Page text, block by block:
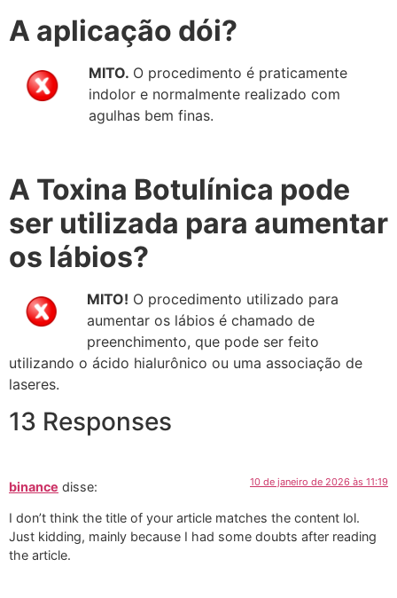
A aplicação dói?
MITO. O procedimento é praticamente
indolor e normalmente realizado com
agulhas bem finas.
A Toxina Botulínica pode
ser utilizada para aumentar
os lábios?
MITO! O procedimento utilizado para
aumentar os lábios é chamado de
preenchimento, que pode ser feito
utilizando o ácido hialurônico ou uma associação de
laseres.
13 Responses
binance disse: 10 de janeiro de 2026 às 11:19
I don’t think the title of your article matches the content lol.
Just kidding, mainly because I had some doubts after reading
the article.